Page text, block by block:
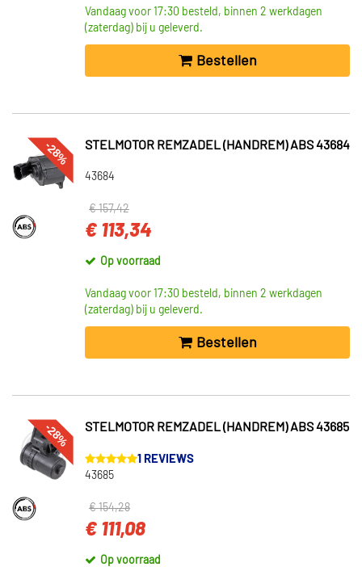
Vandaag voor 17:30 besteld, binnen 2 werkdagen
(zaterdag) bij u geleverd.
Bestellen
-28% STELMOTOR REMZADEL (HANDREM) ABS 43684
43684
€ 157,42
€ 113,34
Op voorraad
Vandaag voor 17:30 besteld, binnen 2 werkdagen
(zaterdag) bij u geleverd.
Bestellen
-28% STELMOTOR REMZADEL (HANDREM) ABS 43685
1 REVIEWS
43685
€ 154,28
€ 111,08
Op voorraad